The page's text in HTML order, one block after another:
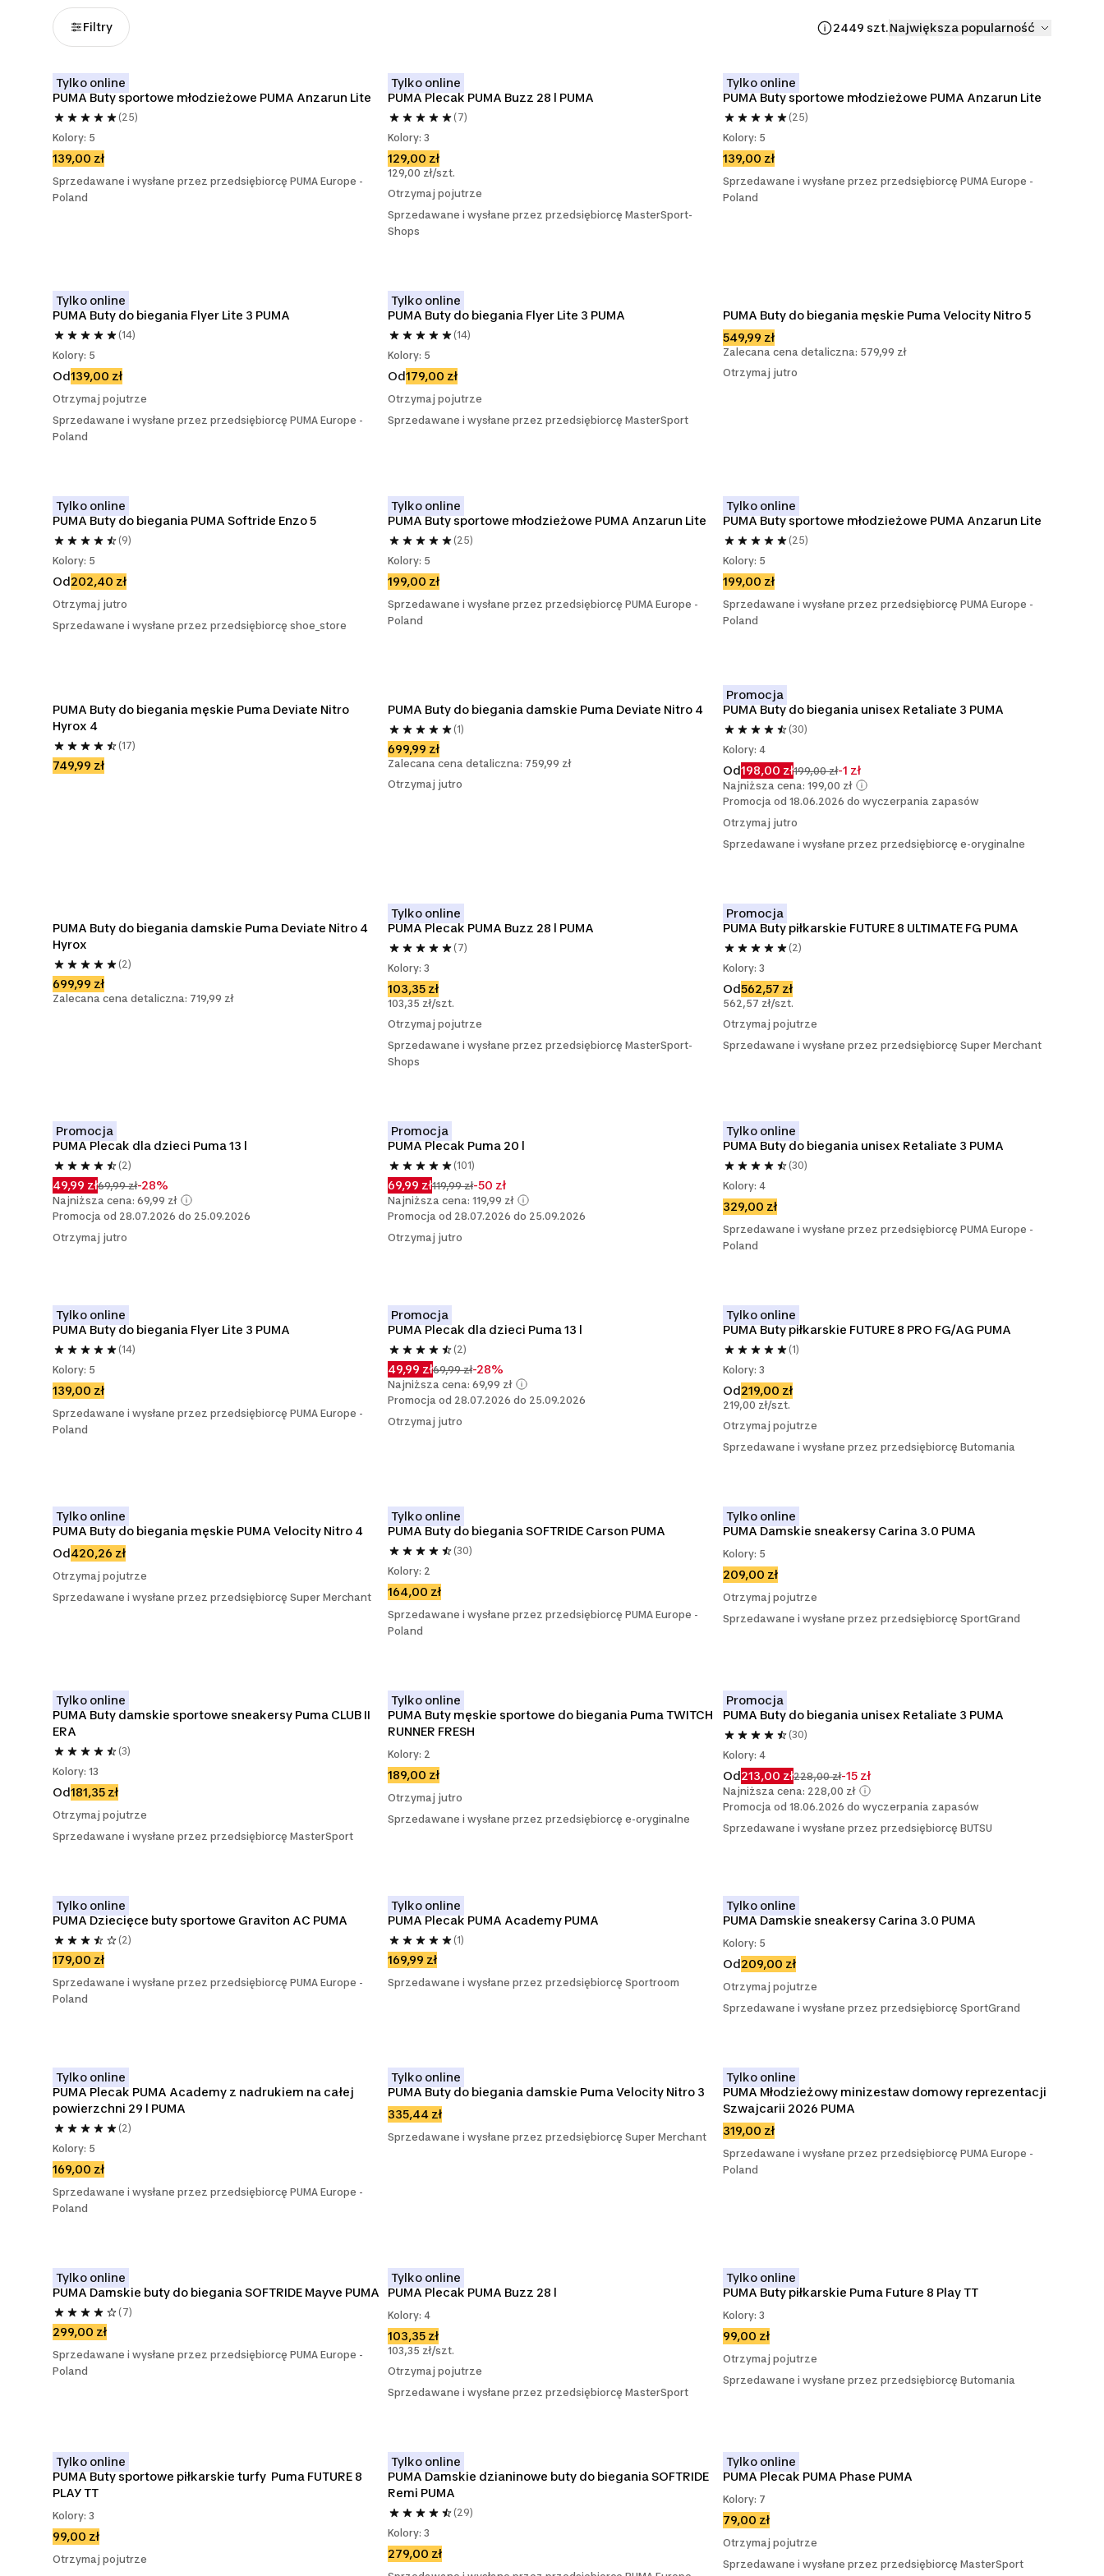
Filtry 2449 szt.Największa popularność
Tylko online
PUMA Buty sportowe młodzieżowe PUMA Anzarun Lite
(25)
Kolory: 5
139,00 zł
Sprzedawane i wysłane przez przedsiębiorcę PUMA Europe -
Poland
Tylko online
PUMA Plecak PUMA Buzz 28 l PUMA
(7)
Kolory: 3
129,00 zł
129,00 zł/szt.
Otrzymaj pojutrze
Sprzedawane i wysłane przez przedsiębiorcę MasterSport-
Shops
Tylko online
PUMA Buty sportowe młodzieżowe PUMA Anzarun Lite
(25)
Kolory: 5
139,00 zł
Sprzedawane i wysłane przez przedsiębiorcę PUMA Europe -
Poland
Tylko online
PUMA Buty do biegania Flyer Lite 3 PUMA
(14)
Kolory: 5
Od139,00 zł
Otrzymaj pojutrze
Sprzedawane i wysłane przez przedsiębiorcę PUMA Europe -
Poland
Tylko online
PUMA Buty do biegania Flyer Lite 3 PUMA
(14)
Kolory: 5
Od179,00 zł
Otrzymaj pojutrze
Sprzedawane i wysłane przez przedsiębiorcę MasterSport
PUMA Buty do biegania męskie Puma Velocity Nitro 5
549,99 zł
Zalecana cena detaliczna: 579,99 zł
Otrzymaj jutro
Tylko online
PUMA Buty do biegania PUMA Softride Enzo 5
(9)
Kolory: 5
Od202,40 zł
Otrzymaj jutro
Sprzedawane i wysłane przez przedsiębiorcę shoe_store
Tylko online
PUMA Buty sportowe młodzieżowe PUMA Anzarun Lite
(25)
Kolory: 5
199,00 zł
Sprzedawane i wysłane przez przedsiębiorcę PUMA Europe -
Poland
Tylko online
PUMA Buty sportowe młodzieżowe PUMA Anzarun Lite
(25)
Kolory: 5
199,00 zł
Sprzedawane i wysłane przez przedsiębiorcę PUMA Europe -
Poland
PUMA Buty do biegania męskie Puma Deviate Nitro
Hyrox 4
(17)
749,99 zł
PUMA Buty do biegania damskie Puma Deviate Nitro 4
(1)
699,99 zł
Zalecana cena detaliczna: 759,99 zł
Otrzymaj jutro
Promocja
PUMA Buty do biegania unisex Retaliate 3 PUMA
(30)
Kolory: 4
Od198,00 zł199,00 zł-1 zł
Najniższa cena: 199,00 zł
Promocja od 18.06.2026 do wyczerpania zapasów
Otrzymaj jutro
Sprzedawane i wysłane przez przedsiębiorcę e-oryginalne
PUMA Buty do biegania damskie Puma Deviate Nitro 4
Hyrox
(2)
699,99 zł
Zalecana cena detaliczna: 719,99 zł
Tylko online
PUMA Plecak PUMA Buzz 28 l PUMA
(7)
Kolory: 3
103,35 zł
103,35 zł/szt.
Otrzymaj pojutrze
Sprzedawane i wysłane przez przedsiębiorcę MasterSport-
Shops
Promocja
PUMA Buty piłkarskie FUTURE 8 ULTIMATE FG PUMA
(2)
Kolory: 3
Od562,57 zł
562,57 zł/szt.
Otrzymaj pojutrze
Sprzedawane i wysłane przez przedsiębiorcę Super Merchant
Promocja
PUMA Plecak dla dzieci Puma 13 l
(2)
49,99 zł69,99 zł-28%
Najniższa cena: 69,99 zł
Promocja od 28.07.2026 do 25.09.2026
Otrzymaj jutro
Promocja
PUMA Plecak Puma 20 l
(101)
69,99 zł119,99 zł-50 zł
Najniższa cena: 119,99 zł
Promocja od 28.07.2026 do 25.09.2026
Otrzymaj jutro
Tylko online
PUMA Buty do biegania unisex Retaliate 3 PUMA
(30)
Kolory: 4
329,00 zł
Sprzedawane i wysłane przez przedsiębiorcę PUMA Europe -
Poland
Tylko online
PUMA Buty do biegania Flyer Lite 3 PUMA
(14)
Kolory: 5
139,00 zł
Sprzedawane i wysłane przez przedsiębiorcę PUMA Europe -
Poland
Promocja
PUMA Plecak dla dzieci Puma 13 l
(2)
49,99 zł69,99 zł-28%
Najniższa cena: 69,99 zł
Promocja od 28.07.2026 do 25.09.2026
Otrzymaj jutro
Tylko online
PUMA Buty piłkarskie FUTURE 8 PRO FG/AG PUMA
(1)
Kolory: 3
Od219,00 zł
219,00 zł/szt.
Otrzymaj pojutrze
Sprzedawane i wysłane przez przedsiębiorcę Butomania
Tylko online
PUMA Buty do biegania męskie PUMA Velocity Nitro 4
Od420,26 zł
Otrzymaj pojutrze
Sprzedawane i wysłane przez przedsiębiorcę Super Merchant
Tylko online
PUMA Buty do biegania SOFTRIDE Carson PUMA
(30)
Kolory: 2
164,00 zł
Sprzedawane i wysłane przez przedsiębiorcę PUMA Europe -
Poland
Tylko online
PUMA Damskie sneakersy Carina 3.0 PUMA
Kolory: 5
209,00 zł
Otrzymaj pojutrze
Sprzedawane i wysłane przez przedsiębiorcę SportGrand
Tylko online
PUMA Buty damskie sportowe sneakersy Puma CLUB II
ERA
(3)
Kolory: 13
Od181,35 zł
Otrzymaj pojutrze
Sprzedawane i wysłane przez przedsiębiorcę MasterSport
Tylko online
PUMA Buty męskie sportowe do biegania Puma TWITCH
RUNNER FRESH
Kolory: 2
189,00 zł
Otrzymaj jutro
Sprzedawane i wysłane przez przedsiębiorcę e-oryginalne
Promocja
PUMA Buty do biegania unisex Retaliate 3 PUMA
(30)
Kolory: 4
Od213,00 zł228,00 zł-15 zł
Najniższa cena: 228,00 zł
Promocja od 18.06.2026 do wyczerpania zapasów
Sprzedawane i wysłane przez przedsiębiorcę BUTSU
Tylko online
PUMA Dziecięce buty sportowe Graviton AC PUMA
(2)
179,00 zł
Sprzedawane i wysłane przez przedsiębiorcę PUMA Europe -
Poland
Tylko online
PUMA Plecak PUMA Academy PUMA
(1)
169,99 zł
Sprzedawane i wysłane przez przedsiębiorcę Sportroom
Tylko online
PUMA Damskie sneakersy Carina 3.0 PUMA
Kolory: 5
Od209,00 zł
Otrzymaj pojutrze
Sprzedawane i wysłane przez przedsiębiorcę SportGrand
Tylko online
PUMA Plecak PUMA Academy z nadrukiem na całej
powierzchni 29 l PUMA
(2)
Kolory: 5
169,00 zł
Sprzedawane i wysłane przez przedsiębiorcę PUMA Europe -
Poland
Tylko online
PUMA Buty do biegania damskie Puma Velocity Nitro 3
335,44 zł
Sprzedawane i wysłane przez przedsiębiorcę Super Merchant
Tylko online
PUMA Młodzieżowy minizestaw domowy reprezentacji
Szwajcarii 2026 PUMA
319,00 zł
Sprzedawane i wysłane przez przedsiębiorcę PUMA Europe -
Poland
Tylko online
PUMA Damskie buty do biegania SOFTRIDE Mayve PUMA
(7)
299,00 zł
Sprzedawane i wysłane przez przedsiębiorcę PUMA Europe -
Poland
Tylko online
PUMA Plecak PUMA Buzz 28 l
Kolory: 4
103,35 zł
103,35 zł/szt.
Otrzymaj pojutrze
Sprzedawane i wysłane przez przedsiębiorcę MasterSport
Tylko online
PUMA Buty piłkarskie Puma Future 8 Play TT
Kolory: 3
99,00 zł
Otrzymaj pojutrze
Sprzedawane i wysłane przez przedsiębiorcę Butomania
Tylko online
PUMA Buty sportowe piłkarskie turfy  Puma FUTURE 8
PLAY TT
Kolory: 3
99,00 zł
Otrzymaj pojutrze
Tylko online
PUMA Damskie dzianinowe buty do biegania SOFTRIDE
Remi PUMA
(29)
Kolory: 3
279,00 zł
Tylko online
PUMA Plecak PUMA Phase PUMA
Kolory: 7
79,00 zł
Otrzymaj pojutrze
Sprzedawane i wysłane przez przedsiębiorcę MasterSport